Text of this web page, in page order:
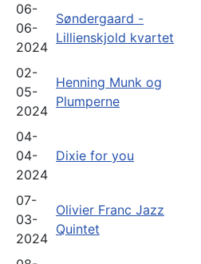
06-
06-
2024
Søndergaard -
Lillienskjold kvartet
02-
05-
2024
Henning Munk og
Plumperne
04-
04-
2024
Dixie for you
07-
03-
2024
Olivier Franc Jazz
Quintet